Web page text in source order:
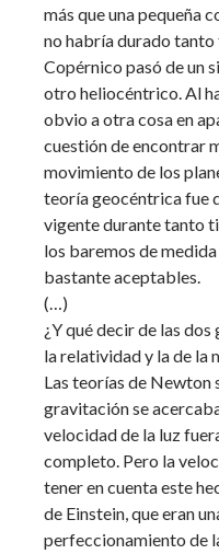
más que una pequeña
no habría durado
Copérnico pasó de un
otro heliocéntrico. Al
obvio a otra cosa en
cuestión de encontrar
movimiento de los
teoría geocéntrica fue
vigente durante tanto
los baremos de
bastante aceptables.
(…)
¿Y qué decir de las
la relatividad y la de la
Las teorías de Newton
gravitación se
velocidad de la luz
completo. Pero la
tener en cuenta este
de Einstein, que eran
perfeccionamiento de